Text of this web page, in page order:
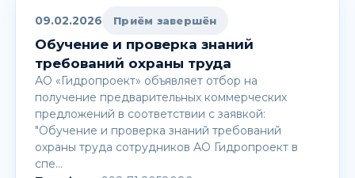
09.02.2026 Приём завершён
Обучение и проверка знаний
требований охраны труда
АО «Гидропроект» объявляет отбор на
получение предварительных коммерческих
предложений в соответствии с заявкой:
"Обучение и проверка знаний требований
охраны труда сотрудников АО Гидропроект в
спе…